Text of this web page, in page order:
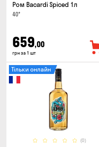
Ром Bacardi Spiced 1л
40°
659,00
грн за 1 шт
(0)
Тільки онлайн